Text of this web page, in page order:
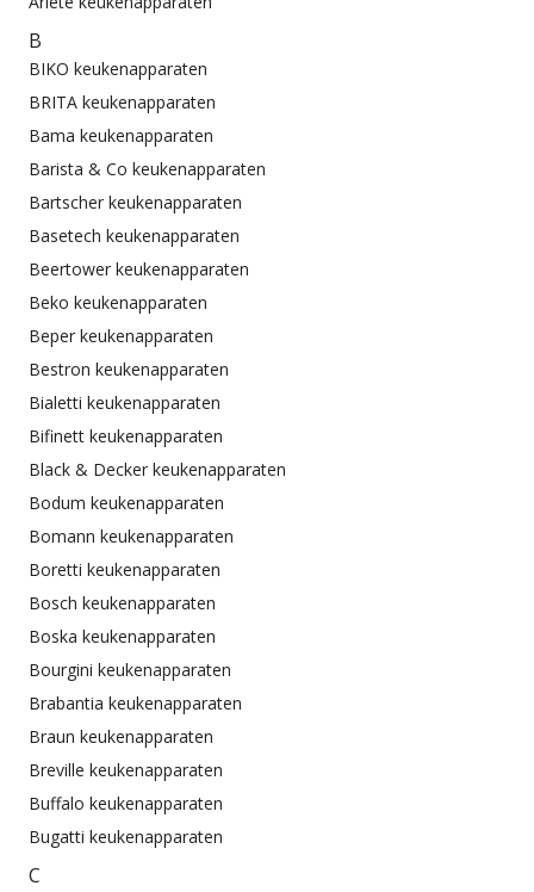
B
BIKO keukenapparaten
BRITA keukenapparaten
Bama keukenapparaten
Barista & Co keukenapparaten
Bartscher keukenapparaten
Basetech keukenapparaten
Beertower keukenapparaten
Beko keukenapparaten
Beper keukenapparaten
Bestron keukenapparaten
Bialetti keukenapparaten
Bifinett keukenapparaten
Black & Decker keukenapparaten
Bodum keukenapparaten
Bomann keukenapparaten
Boretti keukenapparaten
Bosch keukenapparaten
Boska keukenapparaten
Bourgini keukenapparaten
Brabantia keukenapparaten
Braun keukenapparaten
Breville keukenapparaten
Buffalo keukenapparaten
Bugatti keukenapparaten
C